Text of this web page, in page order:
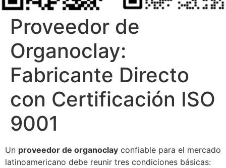
Proveedor de
Organoclay:
Fabricante Directo
con Certificación ISO
9001
Un proveedor de organoclay confiable para el mercado
latinoamericano debe reunir tres condiciones básicas: